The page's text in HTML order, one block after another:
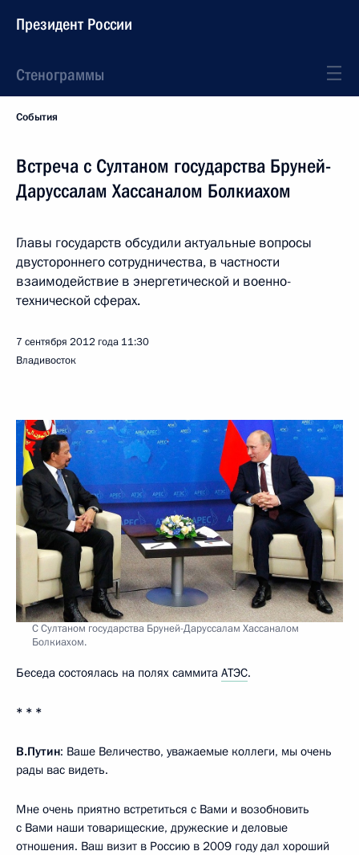
Президент России
Стенограммы
События
Встреча с Султаном государства Бруней-
Даруссалам Хассаналом Болкиахом
Главы государств обсудили актуальные вопросы
двустороннего сотрудничества, в частности
взаимодействие в энергетической и военно-
технической сферах.
7 сентября 2012 года 11:30
Владивосток
С Султаном государства Бруней-Даруссалам Хассаналом
Болкиахом.
Беседа состоялась на полях саммита АТЭС.
* * *
В.Путин: Ваше Величество, уважаемые коллеги, мы очень
рады вас видеть.
Мне очень приятно встретиться с Вами и возобновить
с Вами наши товарищеские, дружеские и деловые
отношения. Ваш визит в Россию в 2009 году дал хороший